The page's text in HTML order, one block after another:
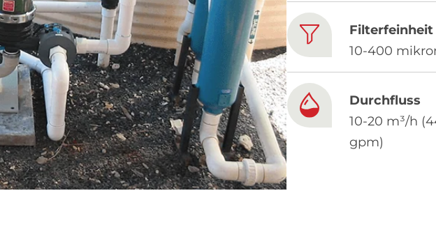
Filterfeinheit
10-400
Durchfluss
10-20 m³/h
gpm)